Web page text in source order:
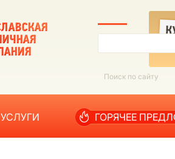
УСЛУГИ ГОРЯЧЕЕ